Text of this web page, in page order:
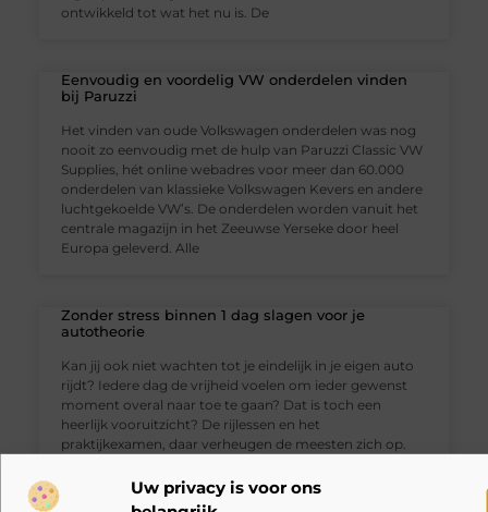
Uw privacy is voor ons
RECENTE BERICHTEN
ontwikkeld tot wat het nu is. De
Eenvoudig en voordelig VW onderdelen vinden
bij Paruzzi
Het vinden van oude Volkswagen onderdelen was nog
nooit zo eenvoudig met de hulp van Paruzzi Classic VW
Supplies, hét online webadres voor meer dan 60.000
onderdelen van klassieke Volkswagen Kevers en andere
luchtgekoelde VW’s. De onderdelen worden vanuit het
centrale magazijn in het Zeeuwse Yerseke door heel
Europa geleverd. Alle
Zonder stress binnen 1 dag slagen voor je
autotheorie
Kan jij ook niet wachten tot je eindelijk in je eigen auto
rijdt? Iedere dag de vrijheid voelen om ieder gewenst
moment overal naar toe te gaan? Dat is toch een
heerlijk vooruitzicht? De rijlessen en het
praktijkexamen, daar verheugen de meesten zich op.